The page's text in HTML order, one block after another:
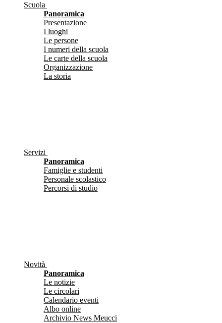
Scuola
Panoramica
Presentazione
I luoghi
Le persone
I numeri della scuola
Le carte della scuola
Organizzazione
La storia
Servizi
Panoramica
Famiglie e studenti
Personale scolastico
Percorsi di studio
Novità
Panoramica
Le notizie
Le circolari
Calendario eventi
Albo online
Archivio News Meucci